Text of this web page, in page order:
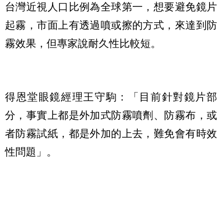
台灣近視人口比例為全球第一，想要避免鏡片
起霧，市面上有透過噴或擦的方式，來達到防
霧效果，但專家說耐久性比較短。
得恩堂眼鏡經理王守駒：「目前針對鏡片部
分，事實上都是外加式防霧噴劑、防霧布，或
者防霧試紙，都是外加的上去，難免會有時效
性問題」。